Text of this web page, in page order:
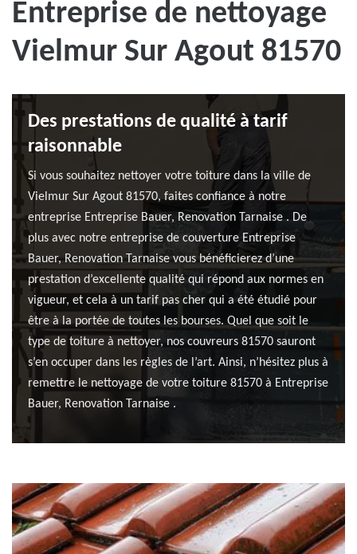
Entreprise de nettoyage
Vielmur Sur Agout 81570
Des prestations de qualité à tarif
raisonnable
Si vous souhaitez nettoyer votre toiture dans la ville de
Vielmur Sur Agout 81570, faites confiance à notre
entreprise Entreprise Bauer, Renovation Tarnaise . De
plus avec notre entreprise de couverture Entreprise
Bauer, Renovation Tarnaise vous bénéficierez d’une
prestation d’excellente qualité qui répond aux normes en
vigueur, et cela à un tarif pas cher qui a été étudié pour
être à la portée de toutes les bourses. Quel que soit le
type de toiture à nettoyer, nos couvreurs 81570 sauront
s’en occuper dans les règles de l’art. Ainsi, n’hésitez plus à
remettre le nettoyage de votre toiture 81570 à Entreprise
Bauer, Renovation Tarnaise .